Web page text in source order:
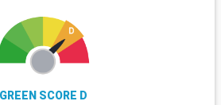
GREEN SCORE D